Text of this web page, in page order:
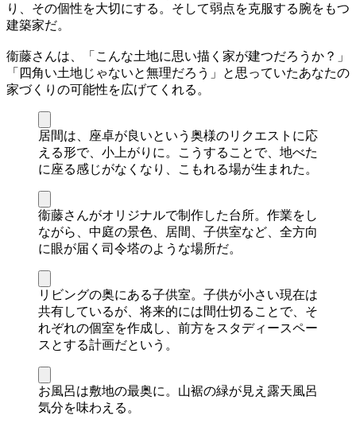
り、その個性を大切にする。そして弱点を克服する腕をもつ
建築家だ。
衞藤さんは、「こんな土地に思い描く家が建つだろうか？」
「四角い土地じゃないと無理だろう」と思っていたあなたの
家づくりの可能性を広げてくれる。
居間は、座卓が良いという奥様のリクエストに応
える形で、小上がりに。こうすることで、地べた
に座る感じがなくなり、こもれる場が生まれた。
衞藤さんがオリジナルで制作した台所。作業をし
ながら、中庭の景色、居間、子供室など、全方向
に眼が届く司令塔のような場所だ。
リビングの奥にある子供室。子供が小さい現在は
共有しているが、将来的には間仕切ることで、そ
れぞれの個室を作成し、前方をスタディースペー
スとする計画だという。
お風呂は敷地の最奥に。山裾の緑が見え露天風呂
気分を味わえる。